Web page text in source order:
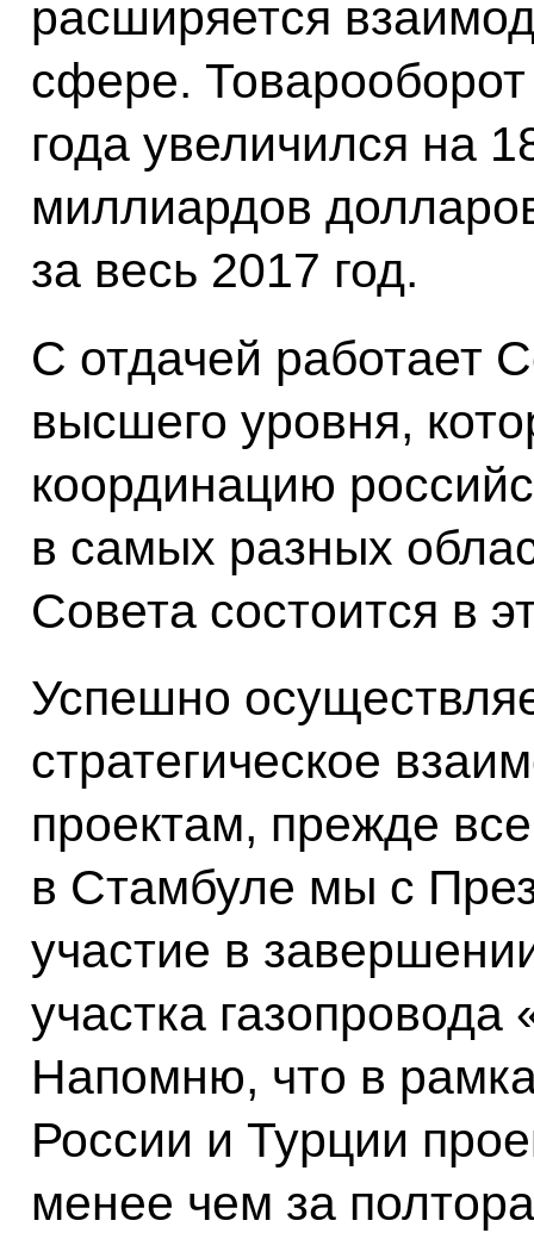
расширяется
сфере.
года увеличился на
миллиардов
за весь 2017 год.
С отдачей работает
высшего уровня,
координацию
в самых разных
Совета состоится в
Успешно
стратегическое
проектам, прежде
в Стамбуле мы с
участие в
участка газопровода
Напомню, что в
России и Турции
менее чем за